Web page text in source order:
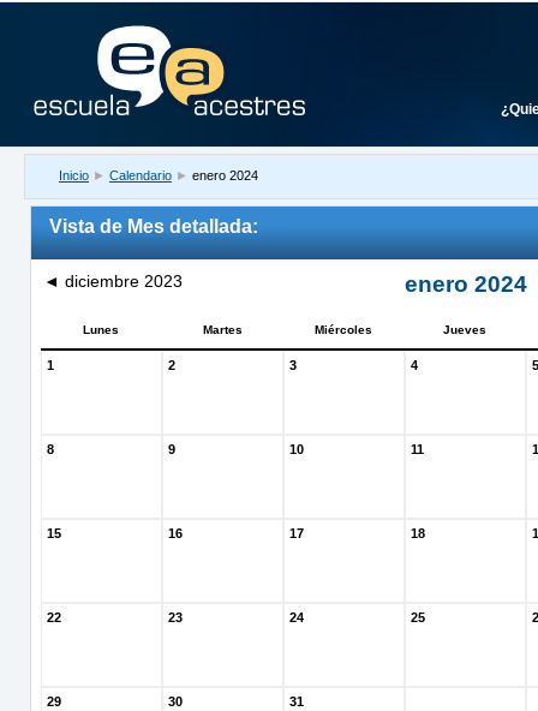
Inicio ► Calendario ► enero 2024
Vista de Mes detallada:
◄ diciembre 2023 enero 2024
Lunes Martes Miércoles Jueves
1 2 3 4 5
8 9 10 11
15 16 17 18
22 23 24 25
29 30 31